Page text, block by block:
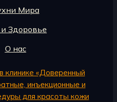
Мира
Здоровье
О нас
клинике «Доверенный
инъекционные и
для красоты кожи